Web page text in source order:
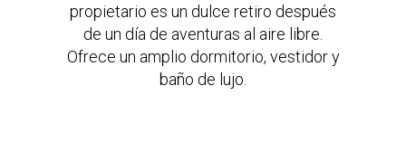
propietario es un dulce retiro después
de un día de aventuras al aire libre.
Ofrece un amplio dormitorio, vestidor y
baño de lujo.